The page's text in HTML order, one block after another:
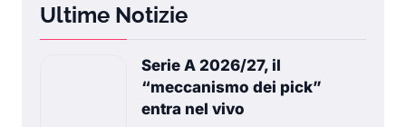
Ultime Notizie
Serie A 2026/27, il
“meccanismo dei pick”
entra nel vivo